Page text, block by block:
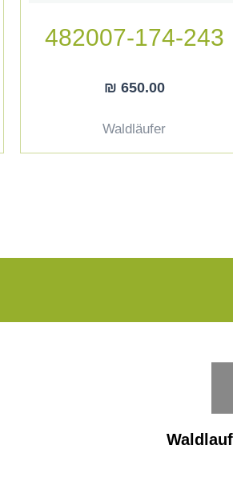
482007-174-243
₪ 650.00
Waldläufer